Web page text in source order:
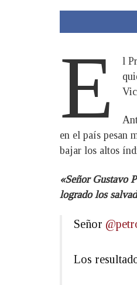
E
l
en el país pesan
bajar los altos
«Señor Gustavo
logrado los
Señor
Los